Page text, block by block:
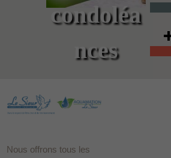
condoléa
nces
Nous offrons tous les